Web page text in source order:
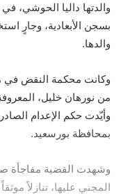
والدتها داليا الحوشي،
بسجن الأبعادية، وجارٍ
والدها.
وكانت محكمة النقض
من نورهان خليل،
وأيّدت حكم الإعدام الصادر
بمحافظة بورسعيد.
وشهدت القضية مفاجأة
المجني عليها، تنازلاً موثقاً